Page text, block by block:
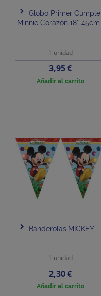
Globo Primer Cumple
Minnie Corazón 18"-45cm
1 unidad
Precio
3,95 €
Añadir al carrito
Banderolas MICKEY
1 unidad
Precio
2,30 €
Añadir al carrito